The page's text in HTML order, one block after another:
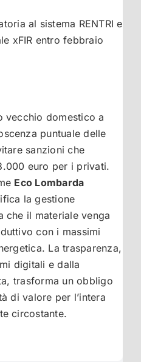
al sistema RENTRI e
xFIR entro febbraio
vecchio domestico a
puntuale delle
sanzioni che
euro per i privati.
Eco Lombarda
la gestione
che il materiale venga
con i massimi
La trasparenza,
digitali e dalla
trasforma un obbligo
di valore per l’intera
circostante.